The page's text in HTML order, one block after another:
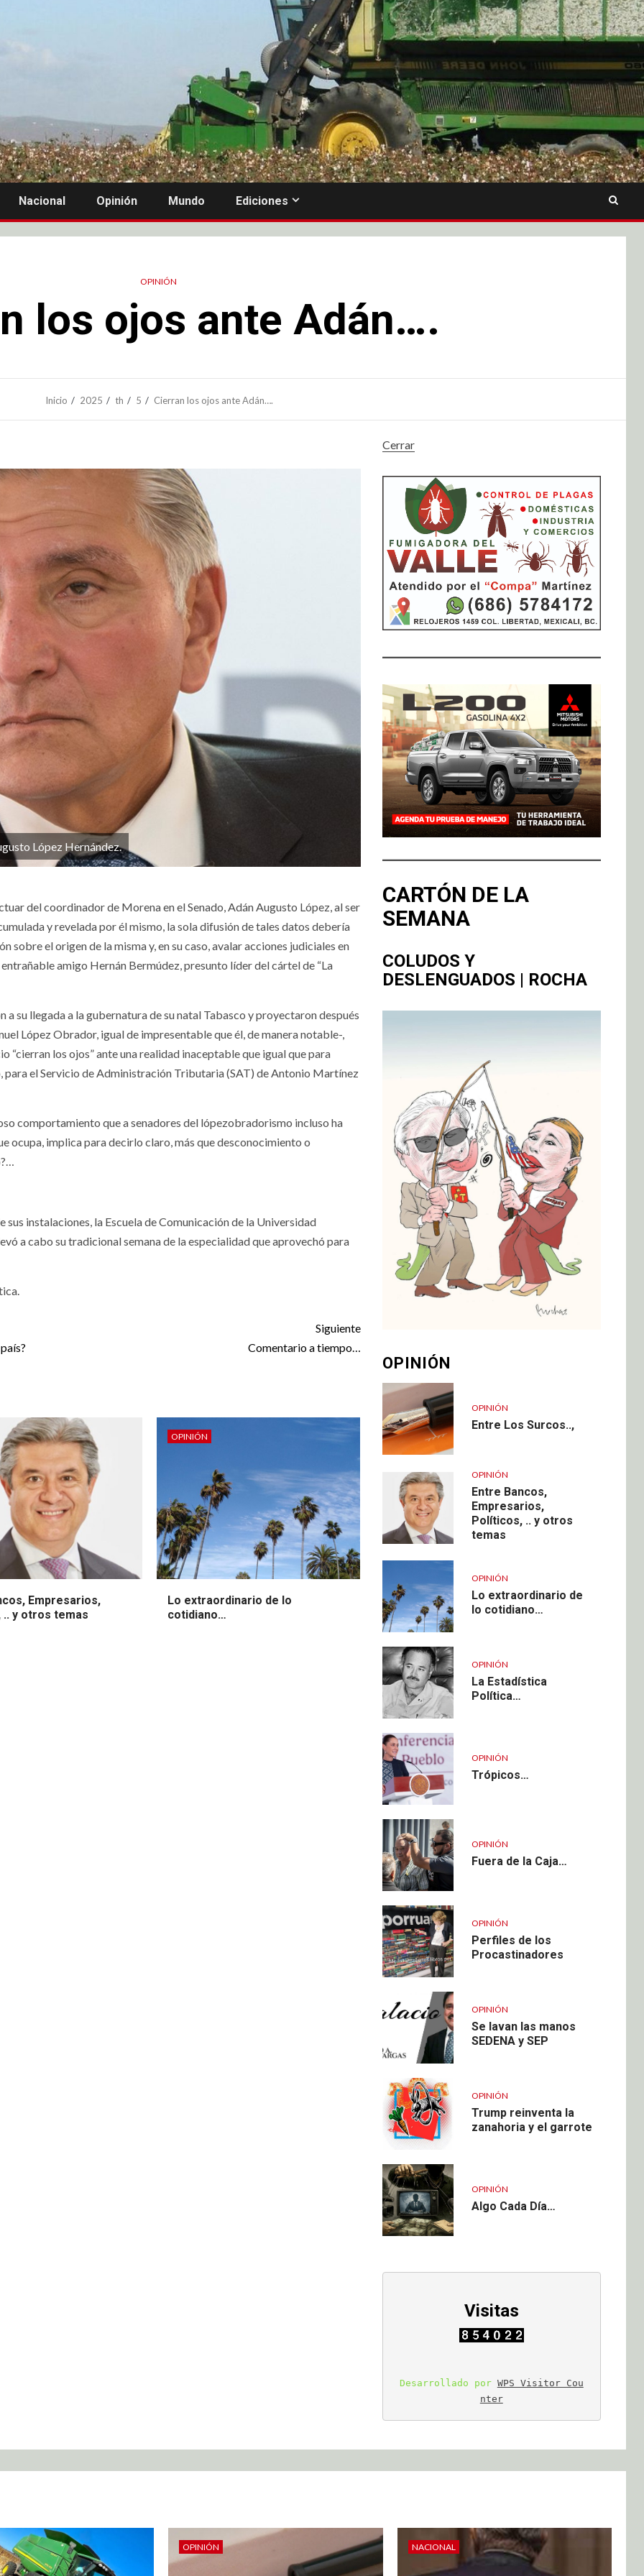
Nacional Opinión Mundo Ediciones
OPINIÓN
los ojos ante Adán….
Inicio 2025 th 5 Cierran los ojos ante Adán….
López Hernández.
del coordinador de Morena en el Senado, Adán Augusto López, al ser
y revelada por él mismo, la sola difusión de tales datos debería
sobre el origen de la misma y, en su caso, avalar acciones judiciales en
entrañable amigo Hernán Bermúdez, presunto líder del cártel de “La
su llegada a la gubernatura de su natal Tabasco y proyectaron después
López Obrador, igual de impresentable que él, de manera notable-,
“cierran los ojos” ante una realidad inaceptable que igual que para
para el Servicio de Administración Tributaria (SAT) de Antonio Martínez
comportamiento que a senadores del lópezobradorismo incluso ha
ocupa, implica para decirlo claro, más que desconocimiento o
instalaciones, la Escuela de Comunicación de la Universidad
a cabo su tradicional semana de la especialidad que aprovechó para
Siguiente
Comentario a tiempo…
Empresarios,
y otros temas
OPINIÓN
Lo extraordinario de lo
cotidiano…
Cerrar
CARTÓN DE LA
SEMANA
COLUDOS Y
DESLENGUADOS | ROCHA
OPINIÓN
OPINIÓN
Entre Los Surcos..,
OPINIÓN
Entre Bancos,
Empresarios,
Políticos, .. y otros
temas
OPINIÓN
Lo extraordinario de
lo cotidiano…
OPINIÓN
La Estadística
Política…
OPINIÓN
Trópicos…
OPINIÓN
Fuera de la Caja…
OPINIÓN
Perfiles de los
Procastinadores
OPINIÓN
Se lavan las manos
SEDENA y SEP
OPINIÓN
Trump reinventa la
zanahoria y el garrote
OPINIÓN
Algo Cada Día…
Visitas
Desarrollado por WPS Visitor Cou
nter
OPINIÓN NACIONAL